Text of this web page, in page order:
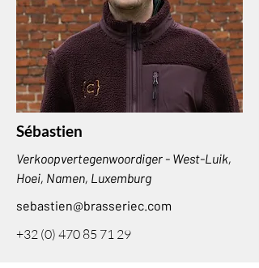
Sébastien
Verkoopvertegenwoordiger - West-Luik,
Hoei, Namen, Luxemburg
sebastien@brasseriec.com
+32 (0) 470 85 71 29